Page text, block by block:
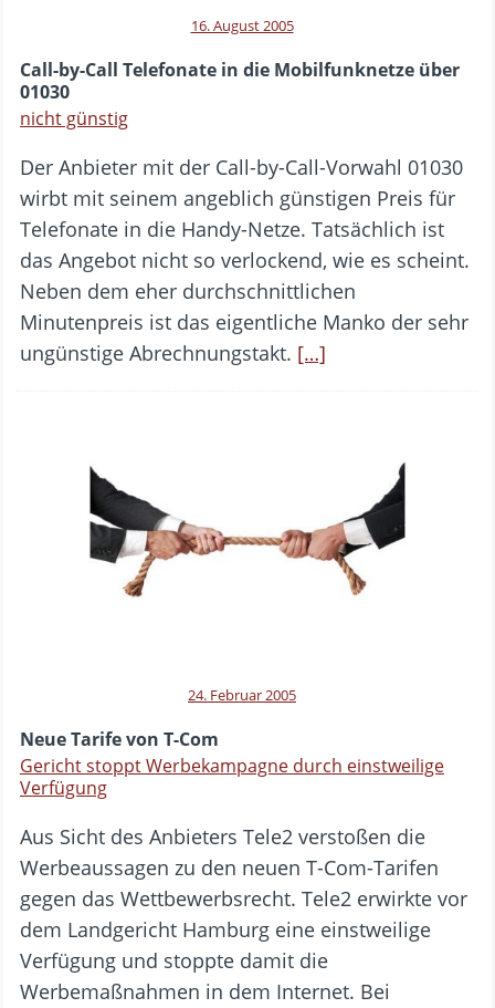
16. August 2005
Call-by-Call Telefonate in die Mobilfunknetze über
01030
nicht günstig
Der Anbieter mit der Call-by-Call-Vorwahl 01030
wirbt mit seinem angeblich günstigen Preis für
Telefonate in die Handy-Netze. Tatsächlich ist
das Angebot nicht so verlockend, wie es scheint.
Neben dem eher durchschnittlichen
Minutenpreis ist das eigentliche Manko der sehr
ungünstige Abrechnungstakt. […]
24. Februar 2005
Neue Tarife von T-Com
Gericht stoppt Werbekampagne durch einstweilige
Verfügung
Aus Sicht des Anbieters Tele2 verstoßen die
Werbeaussagen zu den neuen T-Com-Tarifen
gegen das Wettbewerbsrecht. Tele2 erwirkte vor
dem Landgericht Hamburg eine einstweilige
Verfügung und stoppte damit die
Werbemaßnahmen in dem Internet. Bei